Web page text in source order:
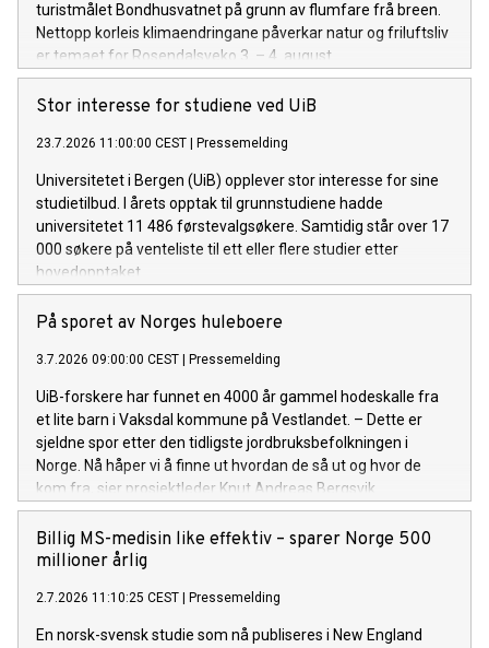
turistmålet Bondhusvatnet på grunn av flumfare frå breen.
Nettopp korleis klimaendringane påverkar natur og friluftsliv
er temaet for Rosendalsveko 3. – 4. august.
Stor interesse for studiene ved UiB
23.7.2026 11:00:00 CEST Pressemelding
Universitetet i Bergen (UiB) opplever stor interesse for sine
studietilbud. I årets opptak til grunnstudiene hadde
universitetet 11 486 førstevalgsøkere. Samtidig står over 17
000 søkere på venteliste til ett eller flere studier etter
hovedopptaket.
På sporet av Norges huleboere
3.7.2026 09:00:00 CEST Pressemelding
UiB-forskere har funnet en 4000 år gammel hodeskalle fra
et lite barn i Vaksdal kommune på Vestlandet. – Dette er
sjeldne spor etter den tidligste jordbruksbefolkningen i
Norge. Nå håper vi å finne ut hvordan de så ut og hvor de
kom fra, sier prosjektleder Knut Andreas Bergsvik.
Billig MS-medisin like effektiv – sparer Norge 500
millioner årlig
2.7.2026 11:10:25 CEST Pressemelding
En norsk-svensk studie som nå publiseres i New England